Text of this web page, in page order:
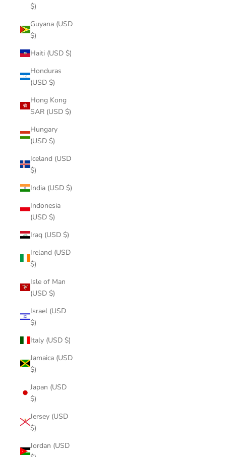
$)
Guyana (USD
$)
Haiti (USD $)
Honduras
(USD $)
Hong Kong
SAR (USD $)
Hungary
(USD $)
Iceland (USD
$)
India (USD $)
Indonesia
(USD $)
Iraq (USD $)
Ireland (USD
$)
Isle of Man
(USD $)
Israel (USD
$)
Italy (USD $)
Jamaica (USD
$)
Japan (USD
$)
Jersey (USD
$)
Jordan (USD